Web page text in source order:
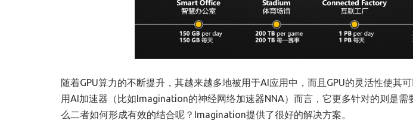
随着GPU算力的不断提升，其越来越多地被用于AI应用中，而且GPU的灵活性使其
用AI加速器（比如Imagination的神经网络加速器NNA）而言，它更多针对的则是需
么二者如何形成有效的结合呢？Imagination提供了很好的解决方案。